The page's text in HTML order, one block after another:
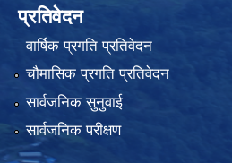
प्रतिवेदन
वार्षिक प्रगति प्रतिवेदन
चौमासिक प्रगति प्रतिवेदन
सार्वजनिक सुनुवाई
सार्वजनिक परीक्षण